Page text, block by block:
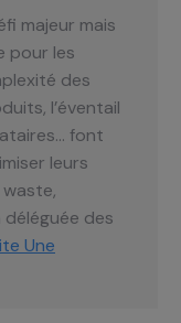
majeur mais
pour les
des
l’éventail
font
leurs
des
Une